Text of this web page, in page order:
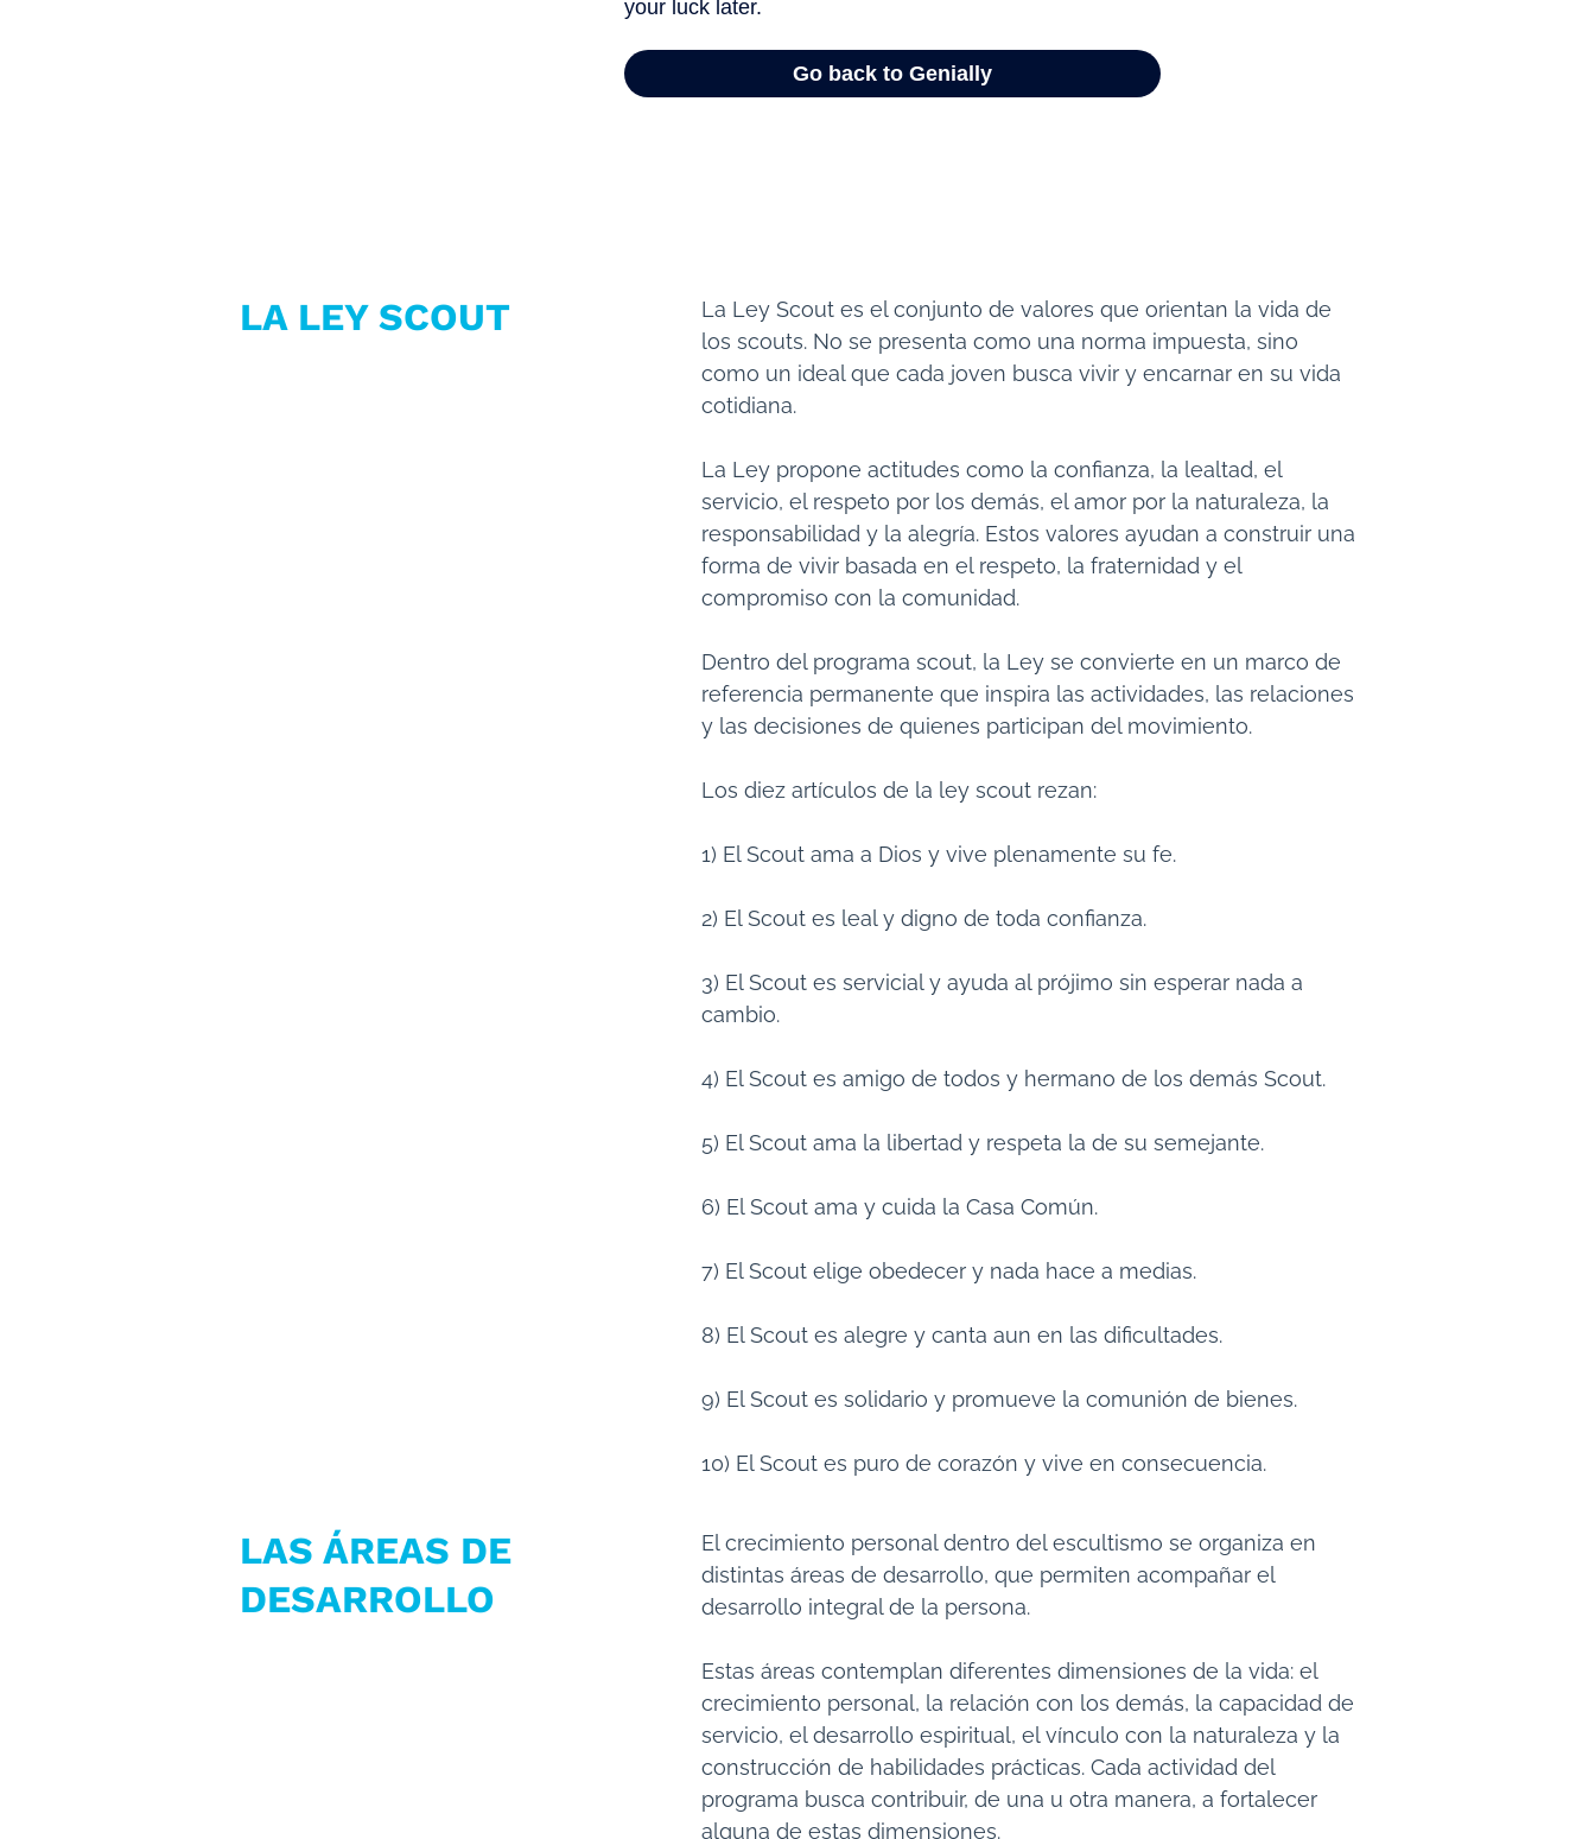
LA LEY SCOUT
La Ley Scout es el conjunto de valores que orientan la vida de
los scouts. No se presenta como una norma impuesta, sino
como un ideal que cada joven busca vivir y encarnar en su vida
cotidiana.
La Ley propone actitudes como la confianza, la lealtad, el
servicio, el respeto por los demás, el amor por la naturaleza, la
responsabilidad y la alegría. Estos valores ayudan a construir una
forma de vivir basada en el respeto, la fraternidad y el
compromiso con la comunidad.
Dentro del programa scout, la Ley se convierte en un marco de
referencia permanente que inspira las actividades, las relaciones
y las decisiones de quienes participan del movimiento.
Los diez artículos de la ley scout rezan:
1) El Scout ama a Dios y vive plenamente su fe.
2) El Scout es leal y digno de toda confianza.
3) El Scout es servicial y ayuda al prójimo sin esperar nada a
cambio.
4) El Scout es amigo de todos y hermano de los demás Scout.
5) El Scout ama la libertad y respeta la de su semejante.
6) El Scout ama y cuida la Casa Común.
7) El Scout elige obedecer y nada hace a medias.
8) El Scout es alegre y canta aun en las dificultades.
9) El Scout es solidario y promueve la comunión de bienes.
10) El Scout es puro de corazón y vive en consecuencia.
LAS ÁREAS DE
DESARROLLO
El crecimiento personal dentro del escultismo se organiza en
distintas áreas de desarrollo, que permiten acompañar el
desarrollo integral de la persona.
Estas áreas contemplan diferentes dimensiones de la vida: el
crecimiento personal, la relación con los demás, la capacidad de
servicio, el desarrollo espiritual, el vínculo con la naturaleza y la
construcción de habilidades prácticas. Cada actividad del
programa busca contribuir, de una u otra manera, a fortalecer
alguna de estas dimensiones.